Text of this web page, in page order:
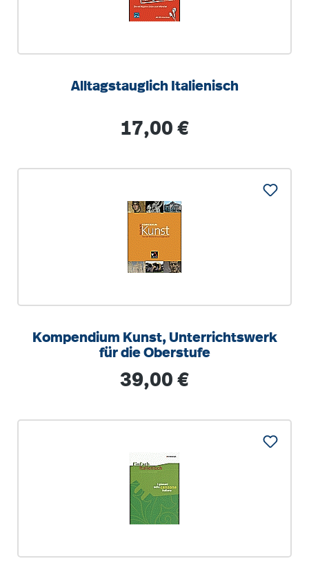
Alltagstauglich Italienisch
Regulärer Preis:
17,00 €
Kompendium Kunst, Unterrichtswerk
für die Oberstufe
Regulärer Preis:
39,00 €